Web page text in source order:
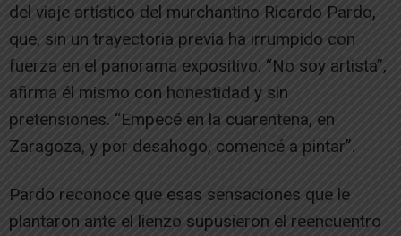
del viaje artístico del murchantino Ricardo Pardo,
que, sin un trayectoria previa ha irrumpido con
fuerza en el panorama expositivo. “No soy artista”,
afirma él mismo con honestidad y sin
pretensiones. “Empecé en la cuarentena, en
Zaragoza, y por desahogo, comencé a pintar”.
Pardo reconoce que esas sensaciones que le
plantaron ante el lienzo supusieron el reencuentro